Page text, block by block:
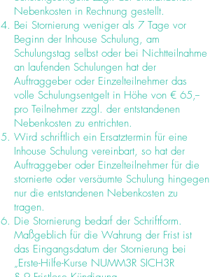
Nebenkosten in Rechnung gestellt.
Bei Stornierung weniger als 7 Tage vor
Beginn der Inhouse Schulung, am
Schulungstag selbst oder bei Nichtteilnahme
an laufenden Schulungen hat der
Auftraggeber oder Einzelteilnehmer das
volle Schulungsentgelt in Höhe von € 65,--
pro Teilnehmer zzgl. der entstandenen
Nebenkosten zu entrichten.
Wird schriftlich ein Ersatztermin für eine
Inhouse Schulung vereinbart, so hat der
Auftraggeber oder Einzelteilnehmer für die
stornierte oder versäumte Schulung hingegen
nur die entstandenen Nebenkosten zu
tragen.
Die Stornierung bedarf der Schriftform.
Maßgeblich für die Wahrung der Frist ist
das Eingangsdatum der Stornierung bei
„Erste-Hilfe-Kurse NUMM3R SICH3R